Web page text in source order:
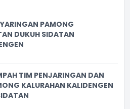
PAMONG
DUKUH SIDATAN
TIM PENJARINGAN DAN
KALURAHAN KALIDENGEN